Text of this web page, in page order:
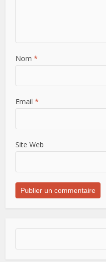
Nom *
Email *
Site Web